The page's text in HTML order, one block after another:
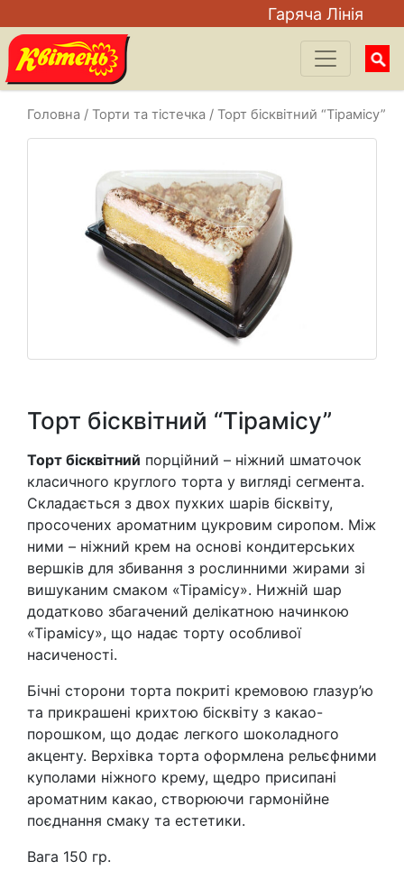
Гаряча Лiнiя
for:
Головна / Торти та тістечка / Торт бісквітний “Тірамісу”
Торт бісквітний “Тірамісу”
Торт бісквітний порційний – ніжний шматочок
класичного круглого торта у вигляді сегмента.
Складається з двох пухких шарів бісквіту,
просочених ароматним цукровим сиропом. Між
ними – ніжний крем на основі кондитерських
вершків для збивання з рослинними жирами зі
вишуканим смаком «Тірамісу». Нижній шар
додатково збагачений делікатною начинкою
«Тірамісу», що надає торту особливої
насиченості.
Бічні сторони торта покриті кремовою глазур’ю
та прикрашені крихтою бісквіту з какао-
порошком, що додає легкого шоколадного
акценту. Верхівка торта оформлена рельєфними
куполами ніжного крему, щедро присипані
ароматним какао, створюючи гармонійне
поєднання смаку та естетики.
Вага 150 гр.